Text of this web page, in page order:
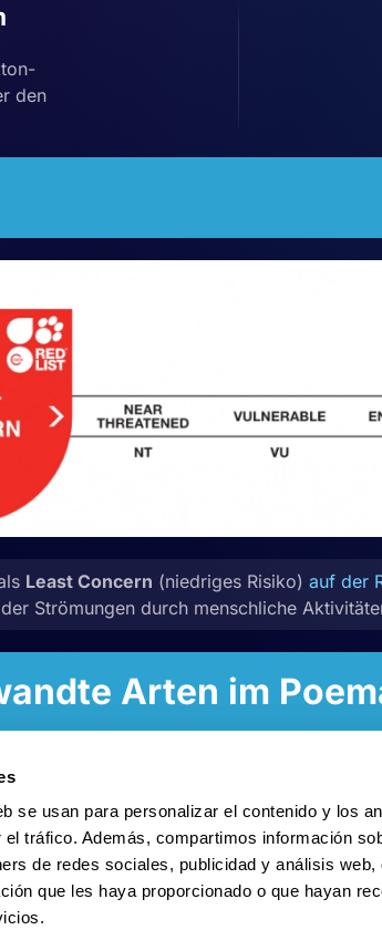
se usan para personalizar el contenido y los
tráfico. Además, compartimos información
de redes sociales, publicidad y análisis web,
que les haya proporcionado o que hayan
den
Least Concern (niedriges Risiko) auf der
Strömungen durch menschliche
Arten im